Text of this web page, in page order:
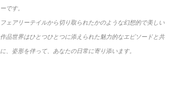
ーです。
フェアリーテイルから切り取られたかのような幻想的で美しい
作品世界はひとつひとつに添えられた魅力的なエピソードと共
に、姿形を伴って、あなたの日常に寄り添います。